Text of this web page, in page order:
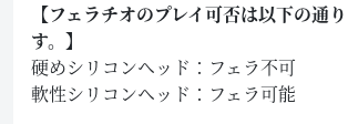
【フェラチオのプレイ可否は以下の通
す。】
硬めシリコンヘッド：フェラ不可
軟性シリコンヘッド：フェラ可能